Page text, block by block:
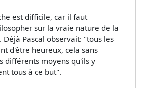
est difficile, car il faut
sur la vraie nature de la
Pascal observait: "tous les
d'être heureux, cela sans
différents moyens qu'ils y
tous à ce but".